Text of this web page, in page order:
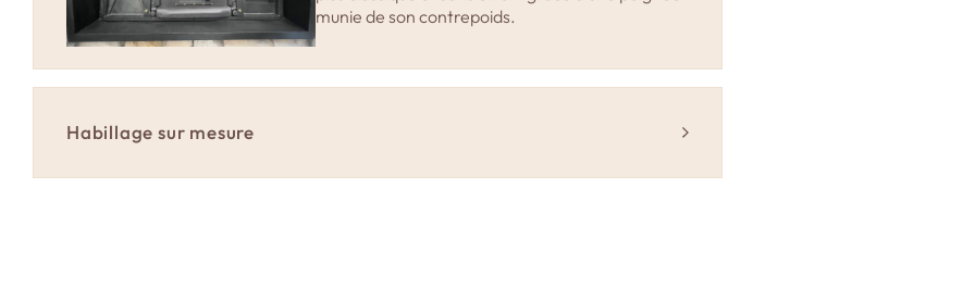
munie de son contrepoids.
Habillage sur mesure